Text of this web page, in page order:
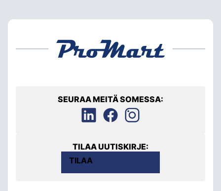
SEURAA MEITÄ SOMESSA:
TILAA UUTISKIRJE:
TILAA